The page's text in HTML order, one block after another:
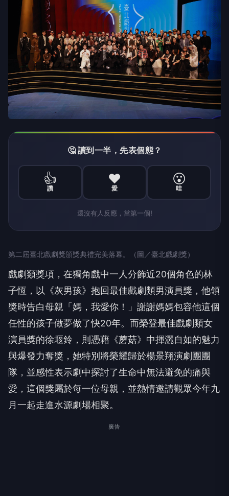
🤔 讀到一半，先表個態？
👍
讚
❤️
愛
😮
哇
還沒有人反應，當第一個!
第二屆臺北戲劇獎頒獎典禮完美落幕。（圖／臺北戲劇獎）
戲劇類獎項，在獨角戲中一人分飾近20個角色的林
子恆，以《灰男孩》抱回最佳戲劇類男演員獎，他領
獎時告白母親「媽，我愛你！」謝謝媽媽包容他這個
任性的孩子做夢做了快20年。而榮登最佳戲劇類女
演員獎的徐堰鈴，則憑藉《蘑菇》中揮灑自如的魅力
與爆發力奪獎，她特別將榮耀歸於楊景翔演劇團團
隊，並感性表示劇中探討了生命中無法避免的痛與
愛，這個獎屬於每一位母親，並熱情邀請觀眾今年九
月一起走進水源劇場相聚。
廣告